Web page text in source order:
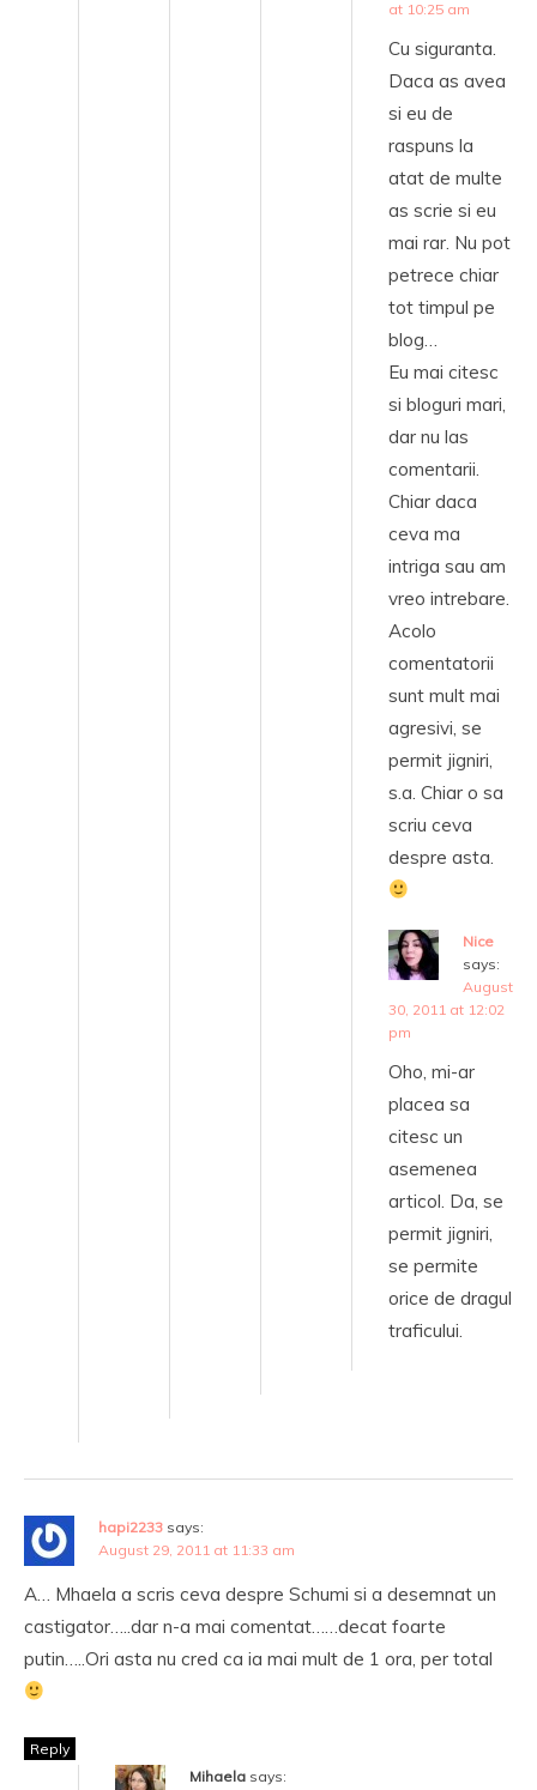
at 10:25 am
Cu siguranta.
Daca as avea
si eu de
raspuns la
atat de multe
as scrie si eu
mai rar. Nu pot
petrece chiar
tot timpul pe
blog…
Eu mai citesc
si bloguri mari,
dar nu las
comentarii.
Chiar daca
ceva ma
intriga sau am
vreo intrebare.
Acolo
comentatorii
sunt mult mai
agresivi, se
permit jigniri,
s.a. Chiar o sa
scriu ceva
despre asta.
Nice
says:
August
30, 2011 at 12:02
pm
Oho, mi-ar
placea sa
citesc un
asemenea
articol. Da, se
permit jigniri,
se permite
orice de dragul
traficului.
hapi2233 says:
August 29, 2011 at 11:33 am
A… Mhaela a scris ceva despre Schumi si a desemnat un
castigator…..dar n-a mai comentat……decat foarte
putin…..Ori asta nu cred ca ia mai mult de 1 ora, per total
Reply
Mihaela says: